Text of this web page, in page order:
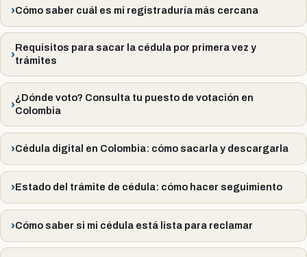
Cómo saber cuál es mi registraduría más cercana
Requisitos para sacar la cédula por primera vez y
trámites
¿Dónde voto? Consulta tu puesto de votación en
Colombia
Cédula digital en Colombia: cómo sacarla y descargarla
Estado del trámite de cédula: cómo hacer seguimiento
Cómo saber si mi cédula está lista para reclamar